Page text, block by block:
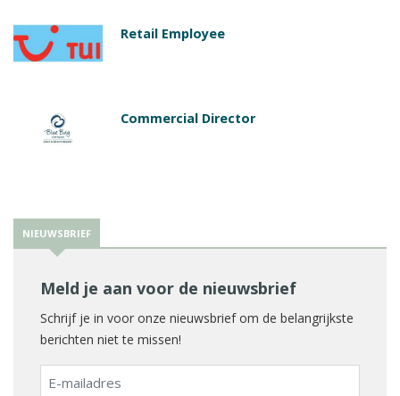
Retail Employee
Commercial Director
NIEUWSBRIEF
Meld je aan voor de nieuwsbrief
Schrijf je in voor onze nieuwsbrief om de belangrijkste
berichten niet te missen!
E-